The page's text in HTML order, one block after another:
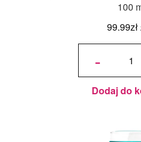
100
99.99zł
-
ilość
olejowy
Colour
E171 -
Teal
Dodaj do